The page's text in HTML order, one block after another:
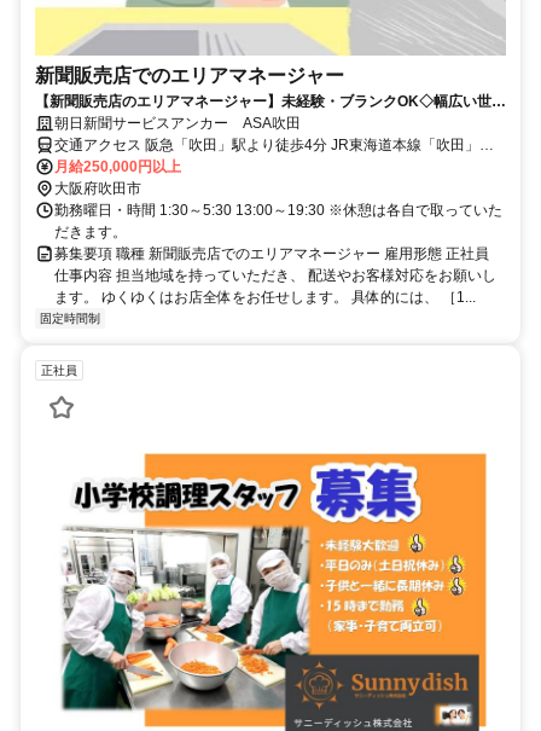
新聞販売店でのエリアマネージャー
【新聞販売店のエリアマネージャー】未経験・ブランクOK◇幅広い世代
が活躍中◇入社日相談OK◎
朝日新聞サービスアンカー ASA吹田
交通アクセス 阪急「吹田」駅より徒歩4分 JR東海道本線「吹田」駅
より徒歩11分
月給250,000円以上
大阪府吹田市
勤務曜日・時間 1:30～5:30 13:00～19:30 ※休憩は各自で取っていた
だきます。
募集要項 職種 新聞販売店でのエリアマネージャー 雇用形態 正社員
仕事内容 担当地域を持っていただき、 配送やお客様対応をお願いし
ます。 ゆくゆくはお店全体をお任せします。 具体的には、 ［1...
固定時間制
正社員